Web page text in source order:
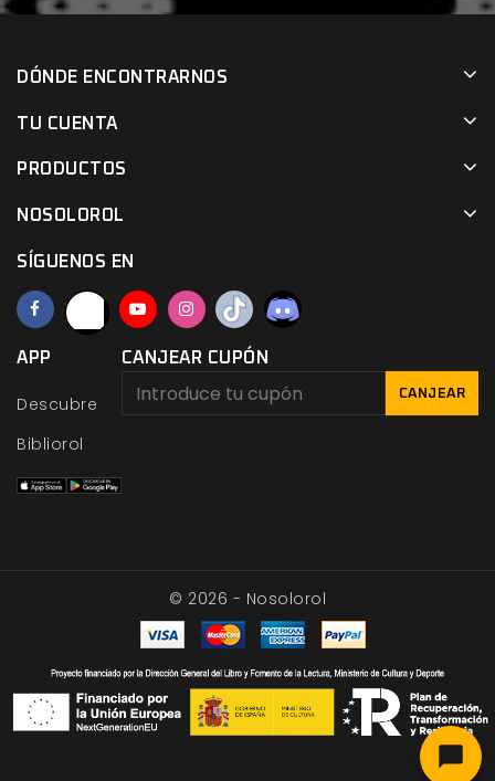
DÓNDE ENCONTRARNOS
TU CUENTA
PRODUCTOS
NOSOLOROL
SÍGUENOS EN
APP
Descubre
Bibliorol
CANJEAR CUPÓN
CANJEAR
© 2026 - Nosolorol